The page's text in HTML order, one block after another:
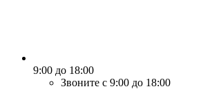
9:00 до 18:00
Звоните с 9:00 до 18:00